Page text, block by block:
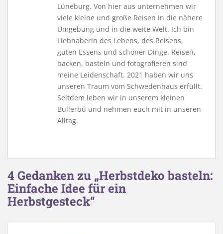
Lüneburg. Von hier aus unternehmen wir
viele kleine und große Reisen in die nähere
Umgebung und in die weite Welt. Ich bin
Liebhaberin des Lebens, des Reisens,
guten Essens und schöner Dinge. Reisen,
backen, basteln und fotografieren sind
meine Leidenschaft. 2021 haben wir uns
unseren Traum vom Schwedenhaus erfüllt.
Seitdem leben wir in unserem kleinen
Bullerbü und nehmen euch mit in unseren
Alltag.
4 Gedanken zu „Herbstdeko basteln:
Einfache Idee für ein
Herbstgesteck“